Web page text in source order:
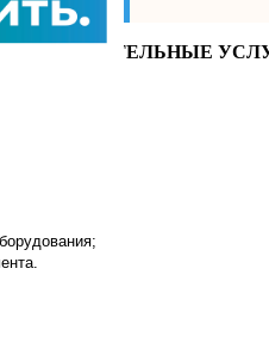
ОБРАЗОВАТЕЛЬНЫЕ